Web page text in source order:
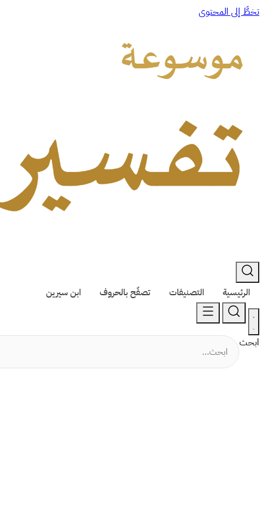
تخطَّ إلى المحتوى
الرئيسية التصنيفات تصفّح بالحروف ابن سيرين
ابحث